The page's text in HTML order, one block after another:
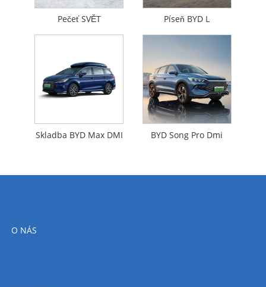
Pečeť SVĚT Píseň BYD L
Skladba BYD Max DMI BYD Song Pro Dmi
O NÁS